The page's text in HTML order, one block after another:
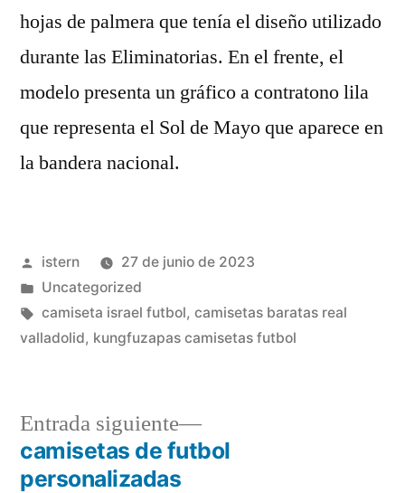
hojas de palmera que tenía el diseño utilizado
durante las Eliminatorias. En el frente, el
modelo presenta un gráfico a contratono lila
que representa el Sol de Mayo que aparece en
la bandera nacional.
Publicado
por
istern
27 de junio de 2023
Publicado
en
Uncategorized
Etiquetas:
camiseta israel futbol, camisetas baratas real
valladolid, kungfuzapas camisetas futbol
Navegación
Entrada siguiente
Entrada
siguiente:
camisetas de futbol
personalizadas